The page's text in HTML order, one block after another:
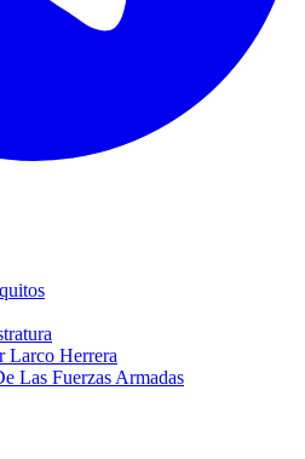
Larco Herrera
Las Fuerzas Armadas